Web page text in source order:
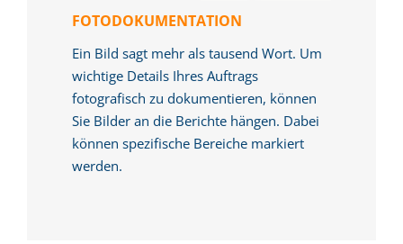
FOTODOKUMENTATION
Ein Bild sagt mehr als tausend Wort. Um
wichtige Details Ihres Auftrags
fotografisch zu dokumentieren, können
Sie Bilder an die Berichte hängen. Dabei
können spezifische Bereiche markiert
werden.